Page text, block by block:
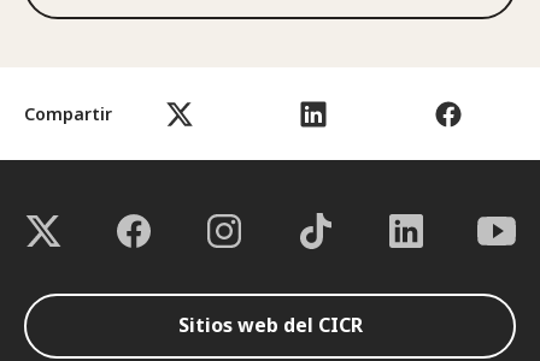
Compartir
Sitios web del CICR